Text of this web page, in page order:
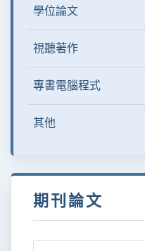
學位論文
視聽著作
專書電腦程式
其他
期刊論文